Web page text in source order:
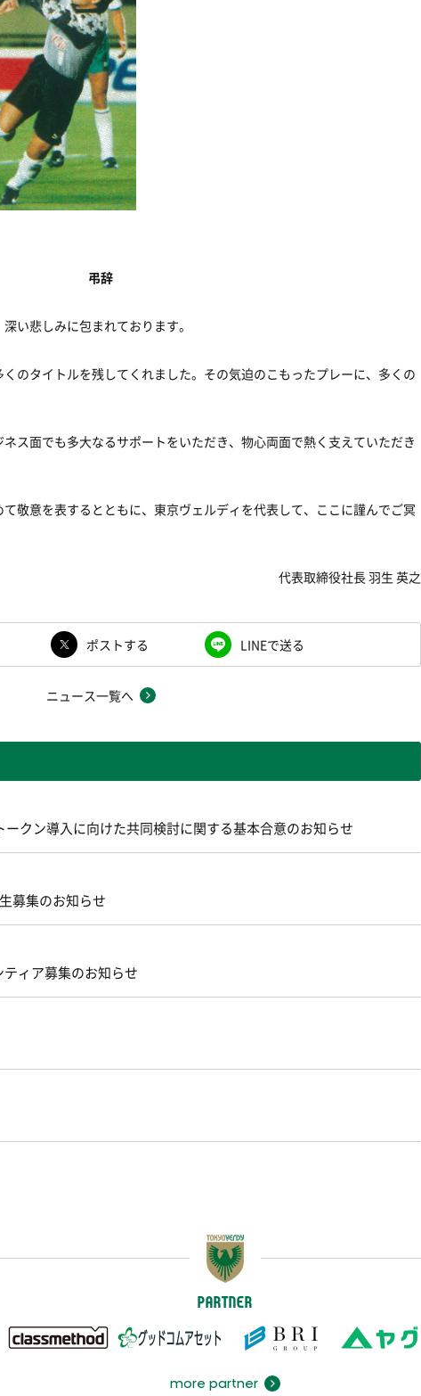
弔辞
い悲しみに包まれております。
のタイトルを残してくれました。その気迫のこもったプレーに、多くの
ス面でも多大なるサポートをいただき、物心両面で熱く支えていただき
敬意を表するとともに、東京ヴェルディを代表して、ここに謹んでご冥
代表取締役社長 羽生 英之
ポストする LINEで送る
ニュース一覧へ
クン導入に向けた共同検討に関する基本合意のお知らせ
募集のお知らせ
ィア募集のお知らせ
PARTNER
more partner